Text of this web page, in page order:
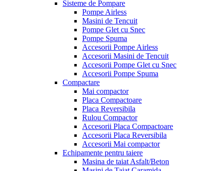
Sisteme de Pompare
Pompe Airless
Masini de Tencuit
Pompe Glet cu Snec
Pompe Spuma
Accesorii Pompe Airless
Accesorii Masini de Tencuit
Accesorii Pompe Glet cu Snec
Accesorii Pompe Spuma
Compactare
Mai compactor
Placa Compactoare
Placa Reversibila
Rulou Compactor
Accesorii Placa Compactoare
Accesorii Placa Reversibila
Accesorii Mai compactor
Echipamente pentru taiere
Masina de taiat Asfalt/Beton